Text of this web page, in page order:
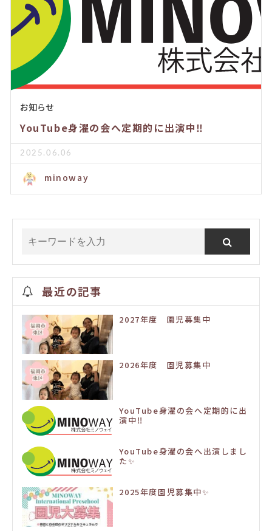
お知らせ
YouTube身濯の会へ定期的に出演中‼️
2025.06.06
minoway
最近の記事
2027年度 園児募集中
2026年度 園児募集中
YouTube身濯の会へ定期的に出
演中‼️
YouTube身濯の会へ出演しまし
た✨
2025年度園児募集中✨